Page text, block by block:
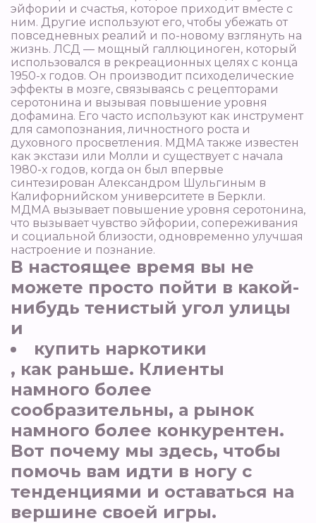
эйфории и счастья, которое приходит вместе с
ним. Другие используют его, чтобы убежать от
повседневных реалий и по-новому взглянуть на
жизнь. ЛСД — мощный галлюциноген, который
использовался в рекреационных целях с конца
1950-х годов. Он производит психоделические
эффекты в мозге, связываясь с рецепторами
серотонина и вызывая повышение уровня
дофамина. Его часто используют как инструмент
для самопознания, личностного роста и
духовного просветления. МДМА также известен
как экстази или Молли и существует с начала
1980-х годов, когда он был впервые
синтезирован Александром Шульгиным в
Калифорнийском университете в Беркли.
МДМА вызывает повышение уровня серотонина,
что вызывает чувство эйфории, сопереживания
и социальной близости, одновременно улучшая
настроение и познание.
В настоящее время вы не
можете просто пойти в какой-
нибудь тенистый угол улицы
и
купить наркотики
, как раньше. Клиенты
намного более
сообразительны, а рынок
намного более конкурентен.
Вот почему мы здесь, чтобы
помочь вам идти в ногу с
тенденциями и оставаться на
вершине своей игры.